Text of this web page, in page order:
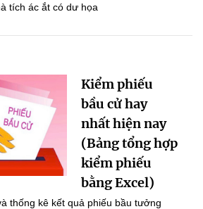
tích ác ắt có dư họa
Kiểm phiếu
bầu cử hay
nhất hiện nay
(Bảng tổng hợp
kiểm phiếu
bằng Excel)
thống kê kết quả phiếu bầu tưởng